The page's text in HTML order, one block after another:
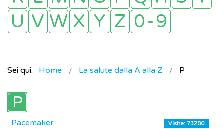
Sei qui: Home La salute dalla A alla Z P
Pacemaker Visite: 73200